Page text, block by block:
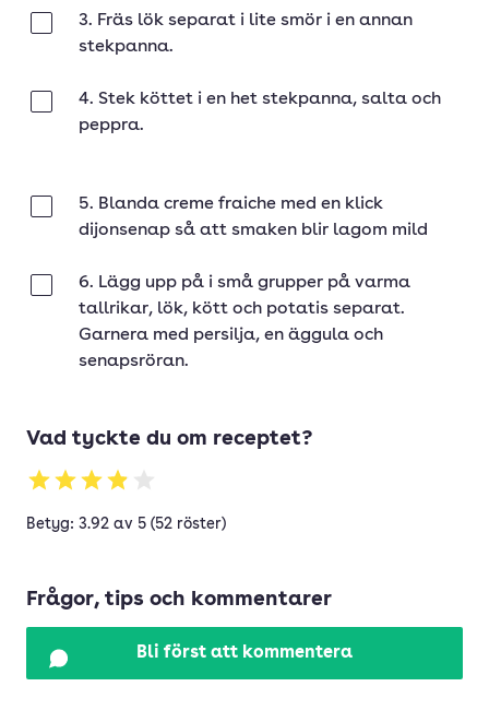
3. Fräs lök separat i lite smör i en annan
stekpanna.
4. Stek köttet i en het stekpanna, salta och
peppra.
5. Blanda creme fraiche med en klick
dijonsenap så att smaken blir lagom mild
6. Lägg upp på i små grupper på varma
tallrikar, lök, kött och potatis separat.
Garnera med persilja, en äggula och
senapsröran.
Vad tyckte du om receptet?
Betyg: 3.92 av 5 (52 röster)
Frågor, tips och kommentarer
Bli först att kommentera